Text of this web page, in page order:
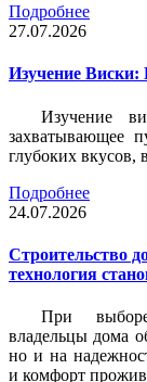
Подробнее
27.07.2026
Изучение
Изучение
захватывающее
глубоких вкусов,
Подробнее
24.07.2026
Строительство
технология
При выборе
владельцы дома
но и на
и комфорт